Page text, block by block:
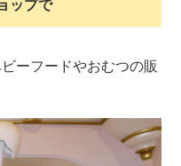
ップで
ーフードやおむつの販